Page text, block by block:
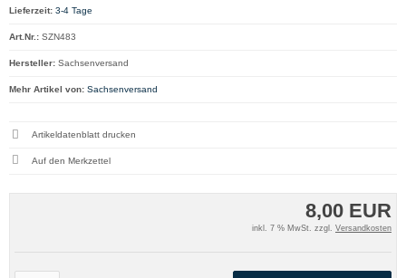
8,00 EUR
inkl. 7 % MwSt. zzgl. Versandkosten
Lieferzeit: 3-4 Tage
Art.Nr.: SZN483
Hersteller: Sachsenversand
Mehr Artikel von: Sachsenversand
Artikeldatenblatt drucken